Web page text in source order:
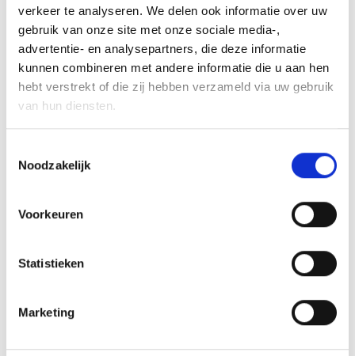
verkeer te analyseren. We delen ook informatie over uw
gebruik van onze site met onze sociale media-,
advertentie- en analysepartners, die deze informatie
kunnen combineren met andere informatie die u aan hen
hebt verstrekt of die zij hebben verzameld via uw gebruik
van hun diensten.
Selection
Noodzakelijk
Voorkeuren
Statistieken
Marketing
Sanitair